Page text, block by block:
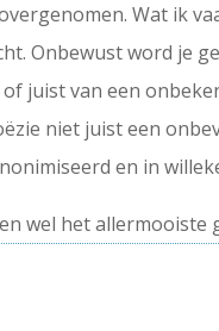
Wat ik
Onbewust word je
juist van een
niet juist een
en in
wel het